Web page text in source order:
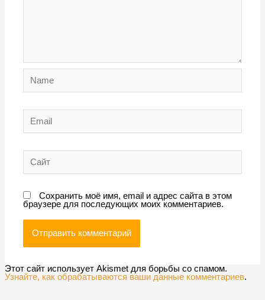
Name
Email
Сайт
Сохранить моё имя, email и адрес сайта в этом
браузере для последующих моих комментариев.
Этот сайт использует Akismet для борьбы со спамом.
Узнайте, как обрабатываются ваши данные комментариев.